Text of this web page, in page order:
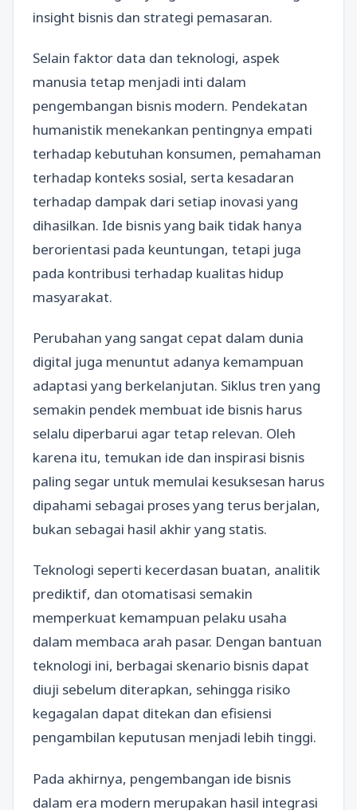
insight bisnis dan strategi pemasaran.
Selain faktor data dan teknologi, aspek
manusia tetap menjadi inti dalam
pengembangan bisnis modern. Pendekatan
humanistik menekankan pentingnya empati
terhadap kebutuhan konsumen, pemahaman
terhadap konteks sosial, serta kesadaran
terhadap dampak dari setiap inovasi yang
dihasilkan. Ide bisnis yang baik tidak hanya
berorientasi pada keuntungan, tetapi juga
pada kontribusi terhadap kualitas hidup
masyarakat.
Perubahan yang sangat cepat dalam dunia
digital juga menuntut adanya kemampuan
adaptasi yang berkelanjutan. Siklus tren yang
semakin pendek membuat ide bisnis harus
selalu diperbarui agar tetap relevan. Oleh
karena itu, temukan ide dan inspirasi bisnis
paling segar untuk memulai kesuksesan harus
dipahami sebagai proses yang terus berjalan,
bukan sebagai hasil akhir yang statis.
Teknologi seperti kecerdasan buatan, analitik
prediktif, dan otomatisasi semakin
memperkuat kemampuan pelaku usaha
dalam membaca arah pasar. Dengan bantuan
teknologi ini, berbagai skenario bisnis dapat
diuji sebelum diterapkan, sehingga risiko
kegagalan dapat ditekan dan efisiensi
pengambilan keputusan menjadi lebih tinggi.
Pada akhirnya, pengembangan ide bisnis
dalam era modern merupakan hasil integrasi